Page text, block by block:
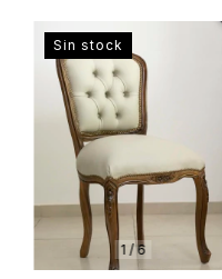
1 /6
Sin stock